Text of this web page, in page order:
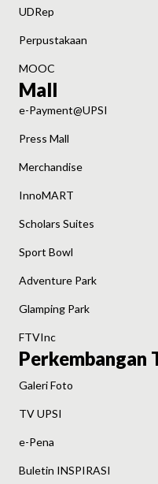
UDRep
Perpustakaan
MOOC
Mall
e-Payment@UPSI
Press Mall
Merchandise
InnoMART
Scholars Suites
Sport Bowl
Adventure Park
Glamping Park
FTVInc
Perkembangan
Galeri Foto
TV UPSI
e-Pena
Buletin INSPIRASI